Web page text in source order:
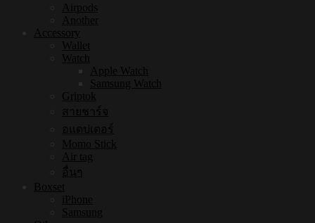
Airpods
Another
Accessory
Wallet
Watch
Apple Watch
Samsung Watch
Griptok
สายชาร์จ
อแดปเตอร์
Momo Stick
Air tag
อื่นๆ
Boxset
iPhone
Samsung